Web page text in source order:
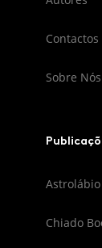
Contactos
Sobre Nós
Astrolábio
Chiado